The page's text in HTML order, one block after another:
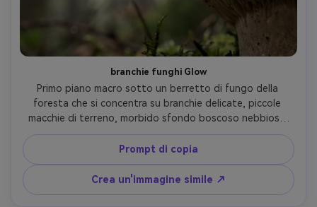
branchie funghi Glow
Primo piano macro sotto un berretto di fungo della
foresta che si concentra su branchie delicate, piccole
macchie di terreno, morbido sfondo boscoso nebbioso
bokeh, luce diffusa nuvolosa, Fujifilm X-T5, macro 80mm,
f/4, struttura branchie nitide, classificazione
cinematografica terrosa, foto macro realistica- -ar 4:5
Prompt di copia
Crea un'immagine simile ↗